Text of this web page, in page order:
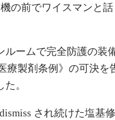
の前でワイスマンと
ームで完全防護の装
療製剤条例》の可決を
。
され続けた塩基